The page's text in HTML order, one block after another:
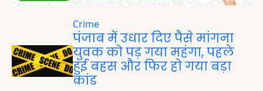
Crime
पंजाब में उधार दिए पैसे मांगना
युवक को पड़ गया महंगा, पहले
हुई बहस और फिर हो गया बड़ा
कांड